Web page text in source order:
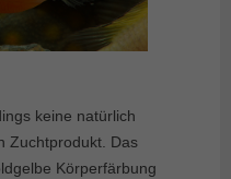
keine natürlich
Zuchtprodukt. Das
Körperfärbung